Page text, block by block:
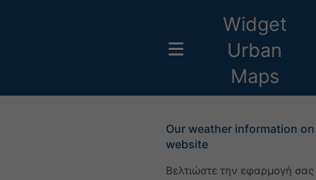
Widget
Urban
Maps
Our weather information
website
Βελτιώστε την εφαρμογή